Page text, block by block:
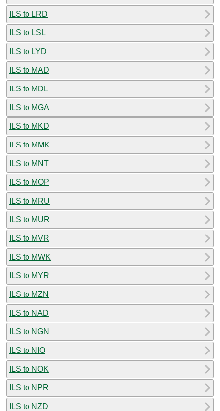
ILS to LRD
ILS to LSL
ILS to LYD
ILS to MAD
ILS to MDL
ILS to MGA
ILS to MKD
ILS to MMK
ILS to MNT
ILS to MOP
ILS to MRU
ILS to MUR
ILS to MVR
ILS to MWK
ILS to MYR
ILS to MZN
ILS to NAD
ILS to NGN
ILS to NIO
ILS to NOK
ILS to NPR
ILS to NZD